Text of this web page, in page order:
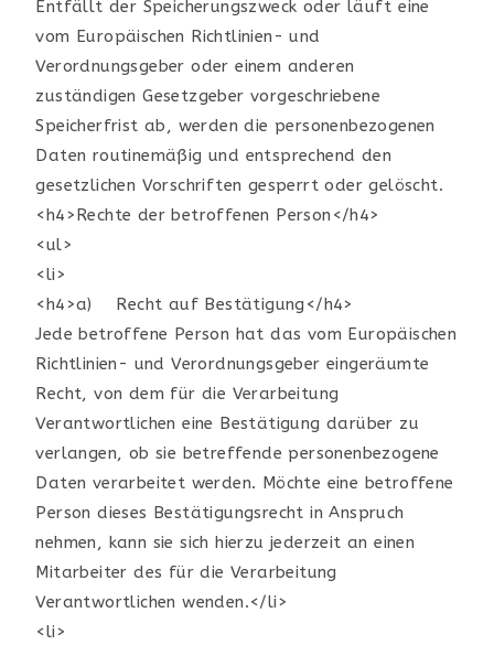
Entfällt der Speicherungszweck oder läuft eine
vom Europäischen Richtlinien- und
Verordnungsgeber oder einem anderen
zuständigen Gesetzgeber vorgeschriebene
Speicherfrist ab, werden die personenbezogenen
Daten routinemäßig und entsprechend den
gesetzlichen Vorschriften gesperrt oder gelöscht.
<h4>Rechte der betroffenen Person</h4>
<ul>
<li>
<h4>a) Recht auf Bestätigung</h4>
Jede betroffene Person hat das vom Europäischen
Richtlinien- und Verordnungsgeber eingeräumte
Recht, von dem für die Verarbeitung
Verantwortlichen eine Bestätigung darüber zu
verlangen, ob sie betreffende personenbezogene
Daten verarbeitet werden. Möchte eine betroffene
Person dieses Bestätigungsrecht in Anspruch
nehmen, kann sie sich hierzu jederzeit an einen
Mitarbeiter des für die Verarbeitung
Verantwortlichen wenden.</li>
<li>